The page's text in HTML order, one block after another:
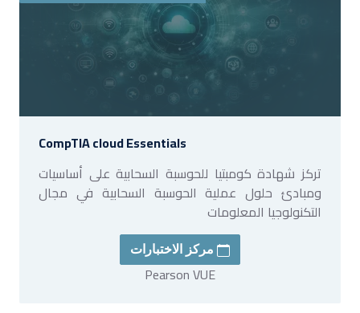
CompTIA cloud Essentials
تركز شهادة كومبتيا للحوسبة السحابية على أساسيات
ومبادئ حلول عملية الحوسبة السحابية في مجال
التكنولوجيا المعلومات
مركز الاختبارات
Pearson VUE